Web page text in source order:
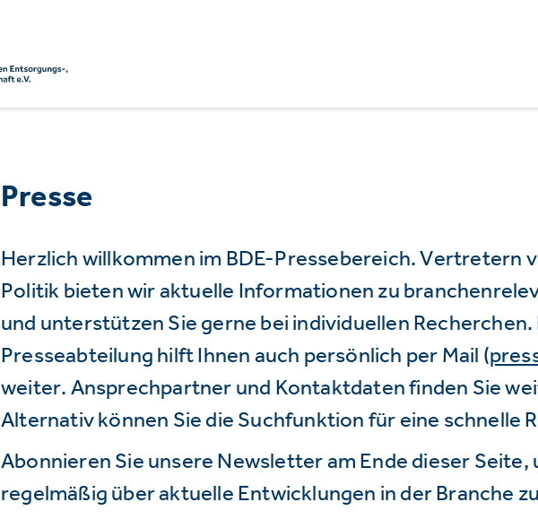
Presse
Herzlich willkommen im BDE-Pressebereich. Vertretern
Politik bieten wir aktuelle Informationen zu
und unterstützen Sie gerne bei individuellen Recherchen.
Presseabteilung hilft Ihnen auch persönlich per Mail (
weiter. Ansprechpartner und Kontaktdaten finden Sie
Alternativ können Sie die Suchfunktion für eine schnelle
Abonnieren Sie unsere Newsletter am Ende dieser Seite,
regelmäßig über aktuelle Entwicklungen in der Branche